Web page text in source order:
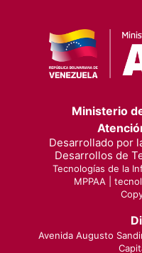
Ministerio
Desarrollado por
Desarrollos de
Tecnologías de la
MPPAA |
Avenida Augusto